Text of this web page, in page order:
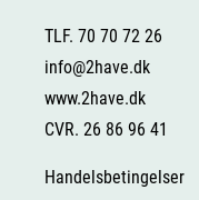
TLF. 70 70 72 26
info@2have.dk
www.2have.dk
CVR. 26 86 96 41
Handelsbetingelser